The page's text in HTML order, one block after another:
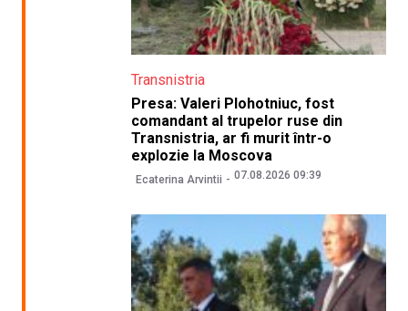
Transnistria
Presa: Valeri Plohotniuc, fost
comandant al trupelor ruse din
Transnistria, ar fi murit într-o
explozie la Moscova
Ecaterina Arvintii 07.08.2026 09:39